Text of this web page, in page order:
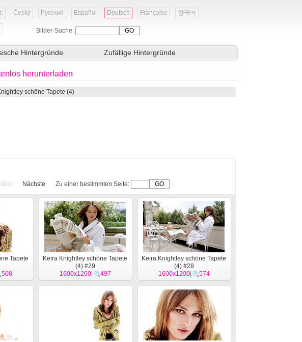
Český Русский Español Deutsch Française 한국어
Bilder-Suche:
Hintergründe Zufällige Hintergründe
herunterladen
schöne Tapete (4)
Nächste Zu einer bestimmten Seite:
Tapete
508
Keira Knightley schöne Tapete
(4) #29
1600x1200| 497
Keira Knightley schöne Tapete
(4) #28
1600x1200| 574